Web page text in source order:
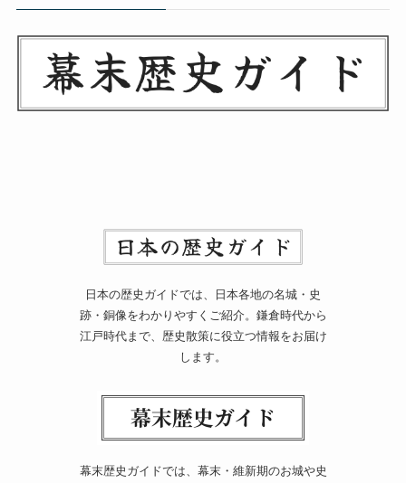
日本の歴史ガイドでは、日本各地の名城・史
跡・銅像をわかりやすくご紹介。鎌倉時代から
江戸時代まで、歴史散策に役立つ情報をお届け
します。
幕末歴史ガイドでは、幕末・維新期のお城や史